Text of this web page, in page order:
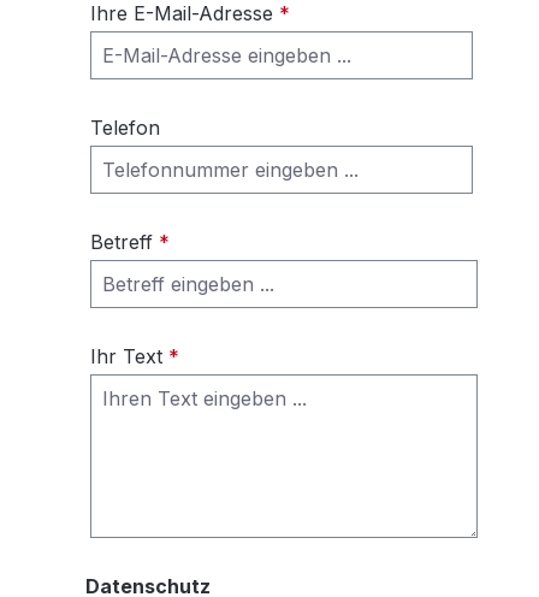
Ihre E-Mail-Adresse *
Telefon
Betreff *
Ihr Text *
Datenschutz